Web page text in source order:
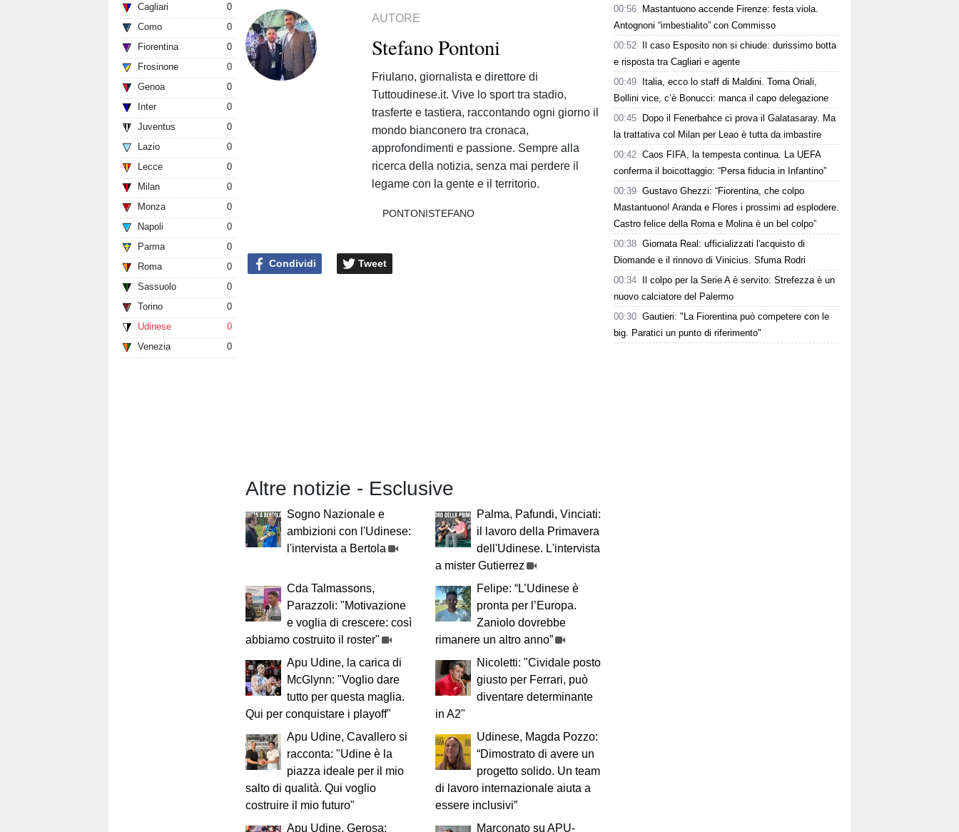
Cagliari
0
Como
0
Fiorentina
0
Frosinone
0
Genoa
0
Inter
0
Juventus
0
Lazio
0
Lecce
0
Milan
0
Monza
0
Napoli
0
Parma
0
Roma
0
Sassuolo
0
Torino
0
Udinese
0
Venezia
0
AUTORE
Stefano Pontoni
Friulano, giornalista e direttore di
Tuttoudinese.it. Vive lo sport tra stadio,
trasferte e tastiera, raccontando ogni giorno il
mondo bianconero tra cronaca,
approfondimenti e passione. Sempre alla
ricerca della notizia, senza mai perdere il
legame con la gente e il territorio.
PONTONISTEFANO
Condividi Tweet
Altre notizie - Esclusive
Sogno Nazionale e
ambizioni con l'Udinese:
l'intervista a Bertola
Palma, Pafundi, Vinciati:
il lavoro della Primavera
dell'Udinese. L'intervista
a mister Gutierrez
Cda Talmassons,
Parazzoli: "Motivazione
e voglia di crescere: così
abbiamo costruito il roster"
Felipe: “L’Udinese è
pronta per l’Europa.
Zaniolo dovrebbe
rimanere un altro anno”
Apu Udine, la carica di
McGlynn: "Voglio dare
tutto per questa maglia.
Qui per conquistare i playoff"
Nicoletti: "Cividale posto
giusto per Ferrari, può
diventare determinante
in A2"
Apu Udine, Cavallero si
racconta: "Udine è la
piazza ideale per il mio
salto di qualità. Qui voglio
costruire il mio futuro"
Udinese, Magda Pozzo:
“Dimostrato di avere un
progetto solido. Un team
di lavoro internazionale aiuta a
essere inclusivi”
Apu Udine, Gerosa:
Marconato su APU-
00:56
Mastantuono accende Firenze: festa viola.
Antognoni “imbestialito” con Commisso
00:52
Il caso Esposito non si chiude: durissimo botta
e risposta tra Cagliari e agente
00:49
Italia, ecco lo staff di Maldini. Torna Oriali,
Bollini vice, c’è Bonucci: manca il capo delegazione
00:45
Dopo il Fenerbahce ci prova il Galatasaray. Ma
la trattativa col Milan per Leao è tutta da imbastire
00:42 Caos FIFA, la tempesta continua. La UEFA
conferma il boicottaggio: “Persa fiducia in Infantino”
00:39 Gustavo Ghezzi: “Fiorentina, che colpo
Mastantuono! Aranda e Flores i prossimi ad esplodere.
Castro felice della Roma e Molina è un bel colpo”
00:38 Giornata Real: ufficializzati l'acquisto di
Diomande e il rinnovo di Vinicius. Sfuma Rodri
00:34
Il colpo per la Serie A è servito: Strefezza è un
nuovo calciatore del Palermo
00:30 Gautieri: "La Fiorentina può competere con le
big. Paratici un punto di riferimento"